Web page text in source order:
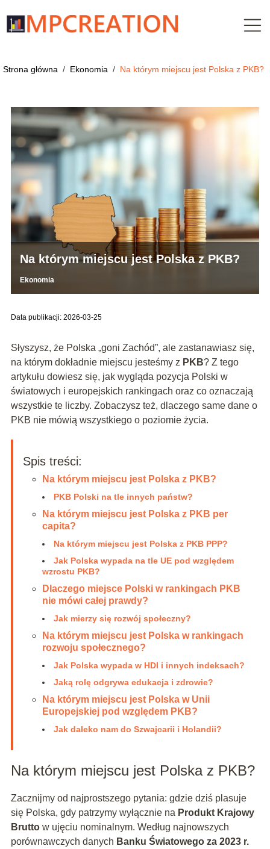
Strona główna / Ekonomia / Na którym miejscu jest Polska z PKB?
Na którym miejscu jest Polska z PKB?
Ekonomia
Data publikacji: 2026-03-25
Słyszysz, że Polska „goni Zachód”, ale zastanawiasz się,
na którym dokładnie miejscu jesteśmy z PKB? Z tego
artykułu dowiesz się, jak wygląda pozycja Polski w
światowych i europejskich rankingach oraz co oznaczają
wszystkie te liczby. Zobaczysz też, dlaczego same dane o
PKB nie mówią wszystkiego o poziomie życia.
Spis treści:
Na którym miejscu jest Polska z PKB?
PKB Polski na tle innych państw?
Na którym miejscu jest Polska z PKB per
capita?
Na którym miejscu jest Polska z PKB PPP?
Jak Polska wypada na tle UE pod względem
wzrostu PKB?
Dlaczego miejsce Polski w rankingach PKB
nie mówi całej prawdy?
Jak mierzy się rozwój społeczny?
Na którym miejscu jest Polska w rankingach
rozwoju społecznego?
Jak Polska wypada w HDI i innych indeksach?
Jaką rolę odgrywa edukacja i zdrowie?
Na którym miejscu jest Polska w Unii
Europejskiej pod względem PKB?
Jak daleko nam do Szwajcarii i Holandii?
Na którym miejscu jest Polska z PKB?
Zacznijmy od najprostszego pytania: gdzie dziś plasuje
się Polska, gdy patrzymy wyłącznie na Produkt Krajowy
Bruttow ujęciu nominalnym. Według najnowszych
porównawczych danych Banku Światowego za 2023 r.